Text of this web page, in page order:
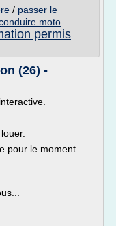
/ passer le
moto
permis
(26) -
pour le moment.